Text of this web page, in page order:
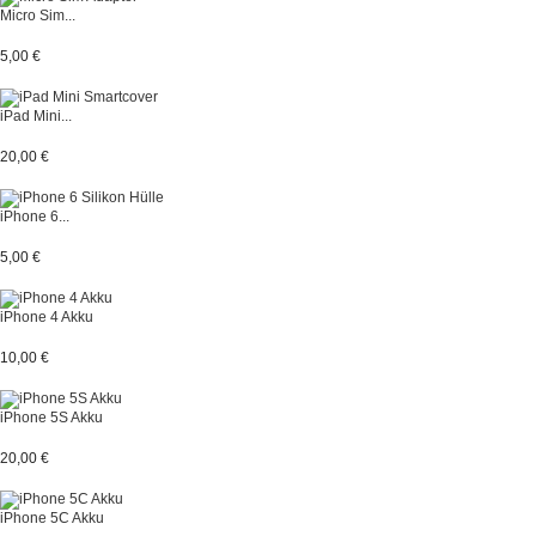
Micro Sim...
5,00 €
iPad Mini...
20,00 €
iPhone 6...
5,00 €
iPhone 4 Akku
10,00 €
iPhone 5S Akku
20,00 €
iPhone 5C Akku